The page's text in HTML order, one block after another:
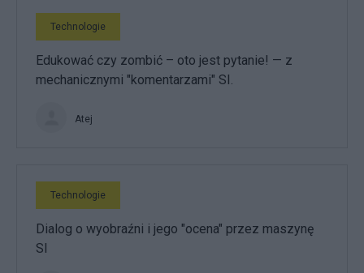
Technologie
Edukować czy zombić – oto jest pytanie! — z
mechanicznymi "komentarzami" SI.
Atej
Technologie
Dialog o wyobraźni i jego "ocena" przez maszynę
SI